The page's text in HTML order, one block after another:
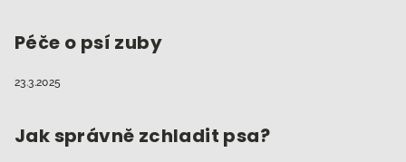
Péče o psí zuby
23.3.2025
Jak správně zchladit psa?